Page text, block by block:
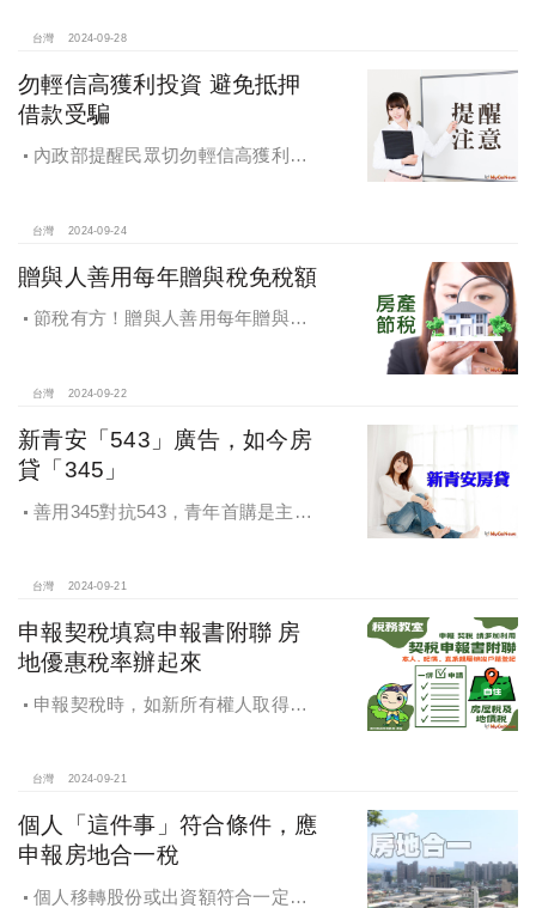
得稅
台灣 2024-09-28
勿輕信高獲利投資 避免抵押
借款受騙
內政部提醒民眾切勿輕信高獲利投
台灣 2024-09-24
贈與人善用每年贈與稅免稅額
節稅有方！贈與人善用每年贈與稅
台灣 2024-09-22
新青安「543」廣告，如今房
貸「345」
善用345對抗543，青年首購是主
市場回歸正軌，投資客無利可圖，是
政府部門應該有的配套。
台灣 2024-09-21
申報契稅填寫申報書附聯 房
地優惠稅率辦起來
申報契稅時，如新所有權人取得房
房屋稅及地價稅優惠稅率之申請。
台灣 2024-09-21
個人「這件事」符合條件，應
申報房地合一稅
個人移轉股份或出資額符合一定條